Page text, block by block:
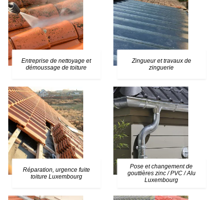
Entreprise de nettoyage et
démoussage de toiture
Zingueur et travaux de
zinguerie
Réparation, urgence fuite
toiture Luxembourg
Pose et changement de
gouttières zinc / PVC / Alu
Luxembourg